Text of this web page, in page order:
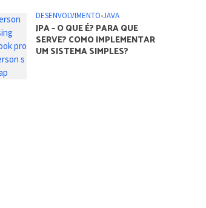
DESENVOLVIMENTO•JAVA
JPA – O QUE É? PARA QUE
SERVE? COMO IMPLEMENTAR
UM SISTEMA SIMPLES?